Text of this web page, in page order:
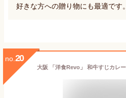
好きな方への贈り物にも最適です。
no. 20